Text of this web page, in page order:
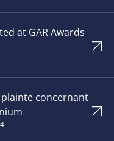
at GAR Awards
plainte concernant